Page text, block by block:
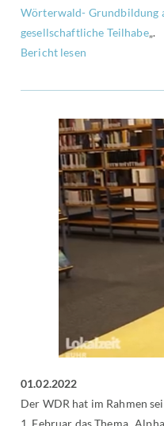
Wörterwald- Grundbildung
gesellschaftliche Teilhabe„.
Bericht lesen
01.02.2022
Der WDR hat im Rahmen
1. Februar das Thema